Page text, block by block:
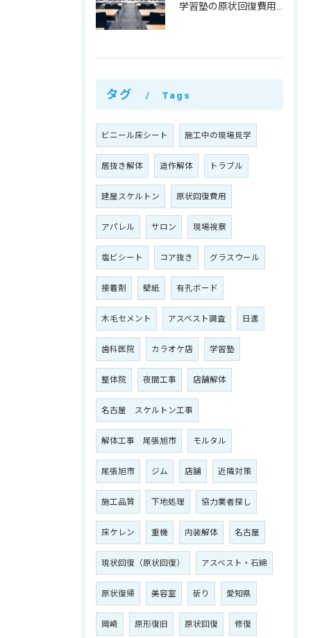
タグ Tags
ビニール床シート 施工中の現場見学
居抜き解体 造作解体 トラブル
建屋スケルトン 原状回復費用
アパレル サロン 現場視察
塩ビシート コア抜き グラスウール
接着剤 壁紙 有孔ボード
木毛セメント アスベスト調査 日進
歯科医院 カラオケ店 学習塾
整体院 夜間工事 店舗解体
名古屋 スケルトン工事
解体工事 尾張旭市 モルタル
尾張旭市 ジム 店舗 近隣対策
施工品質 下地処理 協力業者探し
床ケレン 重機 内装解体 名古屋
現状回復（原状回復） アスベスト・石綿
原状復帰 美容室 斫り 愛知県
岡崎 原形復旧 原状回復 修復